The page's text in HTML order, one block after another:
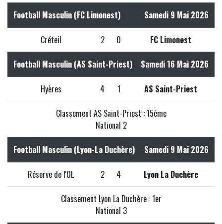
Football Masculin (FC Limonest) Samedi 9 Mai 2026
Créteil 2 0 FC Limonest
Football Masculin (AS Saint-Priest) Samedi 16 Mai 2026
Hyères 4 1 AS Saint-Priest
Classement AS Saint-Priest : 15ème
National 2
Football Masculin (Lyon-La Duchère) Samedi 9 Mai 2026
Réserve de l'OL 2 4 Lyon La Duchère
Classement Lyon La Duchère : 1er
National 3